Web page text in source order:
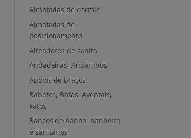
Almofadas de dormir
Almofadas de
posicionamento
Alteadores de sanita
Andadeiras, Andarilhos
Apoios de braços
Babetes, Batas, Aventais,
Fatos
Bancos de banho, banheira
e sanitários